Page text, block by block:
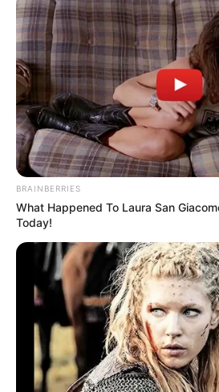
Aprenderemos a fazer um
usando materiais recicláveis.
de papel alumínio, papel
papel higiênico e caixas de
geralmente vão parar no lixo?
hoje não vão mais! Vamos
criar nosso organizador, que
sua casa.
Material necessário
BRAINBERRIES
What Happened To Laura San
Today!